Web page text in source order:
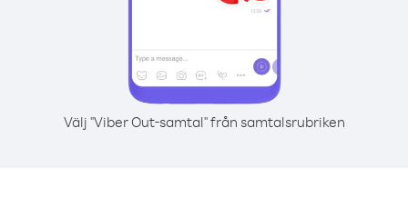
Välj "Viber Out-samtal" från samtalsrubriken